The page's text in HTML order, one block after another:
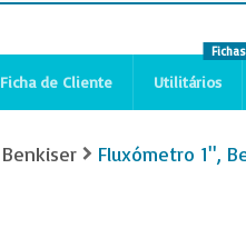
Ficha de Cliente Utilitários
Benkiser Fluxómetro 1'',